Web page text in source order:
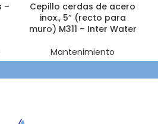
–
Cepillo cerdas de acero
inox., 5” (recto para
muro) M311 – Inter Water
Mantenimiento